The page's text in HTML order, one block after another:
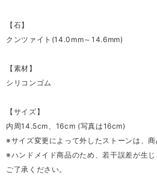
【石】
クンツァイト(14.0mm～14.6mm)
【素材】
シリコンゴム
【サイズ】
内周14.5cm、16cm (写真は16cm)
※サイズ変更によって外したストーンは、商
※ハンドメイド商品のため、若干誤差が生
ご了承ください。